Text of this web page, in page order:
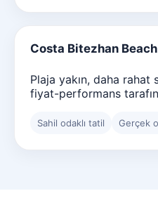
Costa Bitezhan
Plaja yakın, daha rahat
fiyat-performans
Sahil odaklı tatil Gerçek